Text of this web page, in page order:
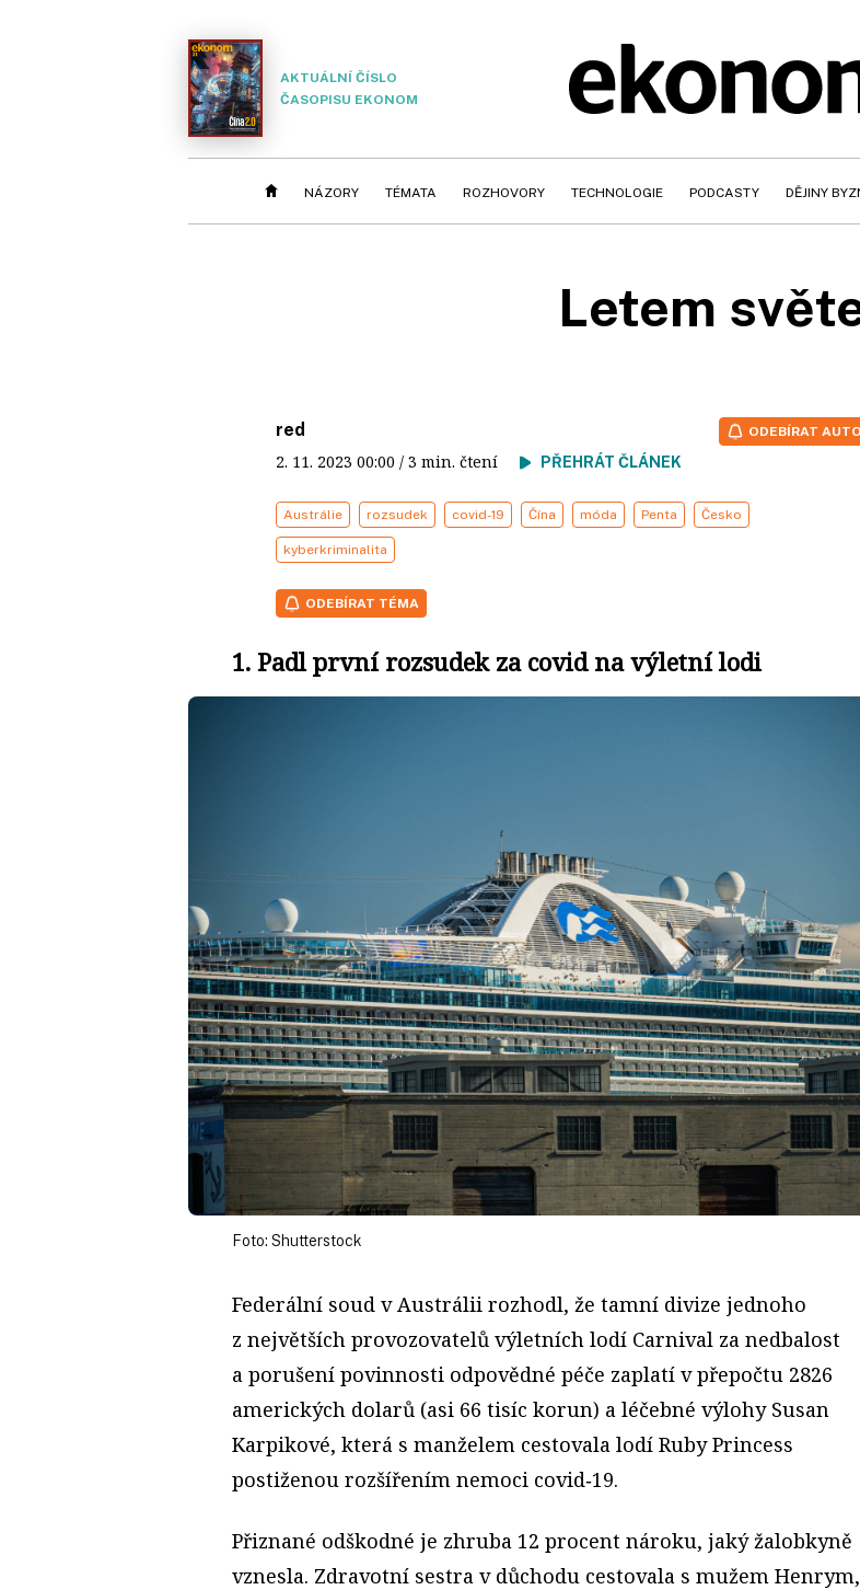
AKTUÁLNÍ ČÍSLO
ČASOPISU EKONOM
NÁZORY TÉMATA ROZHOVORY TECHNOLOGIE PODCASTY DĚJINY
Letem
red
2. 11. 2023 00:00 / 3 min. čtení PŘEHRÁT ČLÁNEK
ODEBÍRAT
Austrálie rozsudek covid-19 Čína móda Penta Česko
kyberkriminalita
ODEBÍRAT TÉMA
1. Padl první rozsudek za covid na výletní lodi
Foto: Shutterstock
Federální soud v Austrálii rozhodl, že tamní divize jednoho
z největších provozovatelů výletních lodí Carnival za nedbalost
a porušení povinnosti odpovědné péče zaplatí v přepočtu 2826
amerických dolarů (asi 66 tisíc korun) a léčebné výlohy Susan
Karpikové, která s manželem cestovala lodí Ruby Princess
postiženou rozšířením nemoci covid‑19.
Přiznané odškodné je zhruba 12 procent nároku, jaký žalobkyně
vznesla. Zdravotní sestra v důchodu cestovala s mužem Henrym,